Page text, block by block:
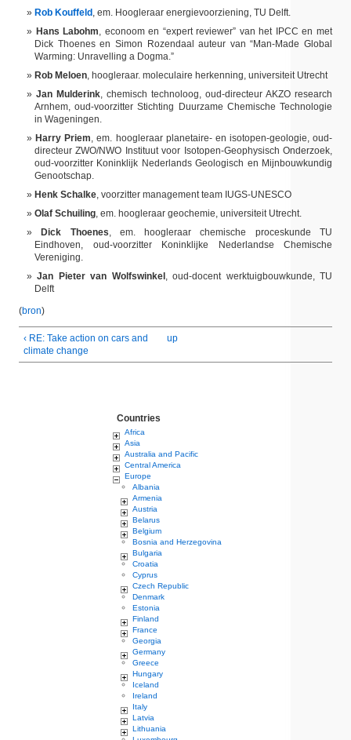
Rob Kouffeld , em. Hoogleraar energievoorziening, TU Delft.
Hans Labohm, econoom en “expert reviewer” van het IPCC en met
Dick Thoenes en Simon Rozendaal auteur van “Man-Made Global
Warming: Unravelling a Dogma.”
Rob Meloen, hoogleraar. moleculaire herkenning, universiteit Utrecht
Jan Mulderink, chemisch technoloog, oud-directeur AKZO research
Arnhem, oud-voorzitter Stichting Duurzame Chemische Technologie
in Wageningen.
Harry Priem, em. hoogleraar planetaire- en isotopen-geologie, oud-
directeur ZWO/NWO Instituut voor Isotopen-Geophysisch Onderzoek,
oud-voorzitter Koninklijk Nederlands Geologisch en Mijnbouwkundig
Genootschap.
Henk Schalke, voorzitter management team IUGS-UNESCO
Olaf Schuiling, em. hoogleraar geochemie, universiteit Utrecht.
Dick Thoenes, em. hoogleraar chemische proceskunde TU
Eindhoven, oud-voorzitter Koninklijke Nederlandse Chemische
Vereniging.
Jan Pieter van Wolfswinkel , oud-docent werktuigbouwkunde, TU
Delft
(bron)
‹ RE: Take action on cars and
climate change
up
Countries
Africa
Asia
Australia and Pacific
Central America
Europe
Albania
Armenia
Austria
Belarus
Belgium
Bosnia and Herzegovina
Bulgaria
Croatia
Cyprus
Czech Republic
Denmark
Estonia
Finland
France
Georgia
Germany
Greece
Hungary
Iceland
Ireland
Italy
Latvia
Lithuania